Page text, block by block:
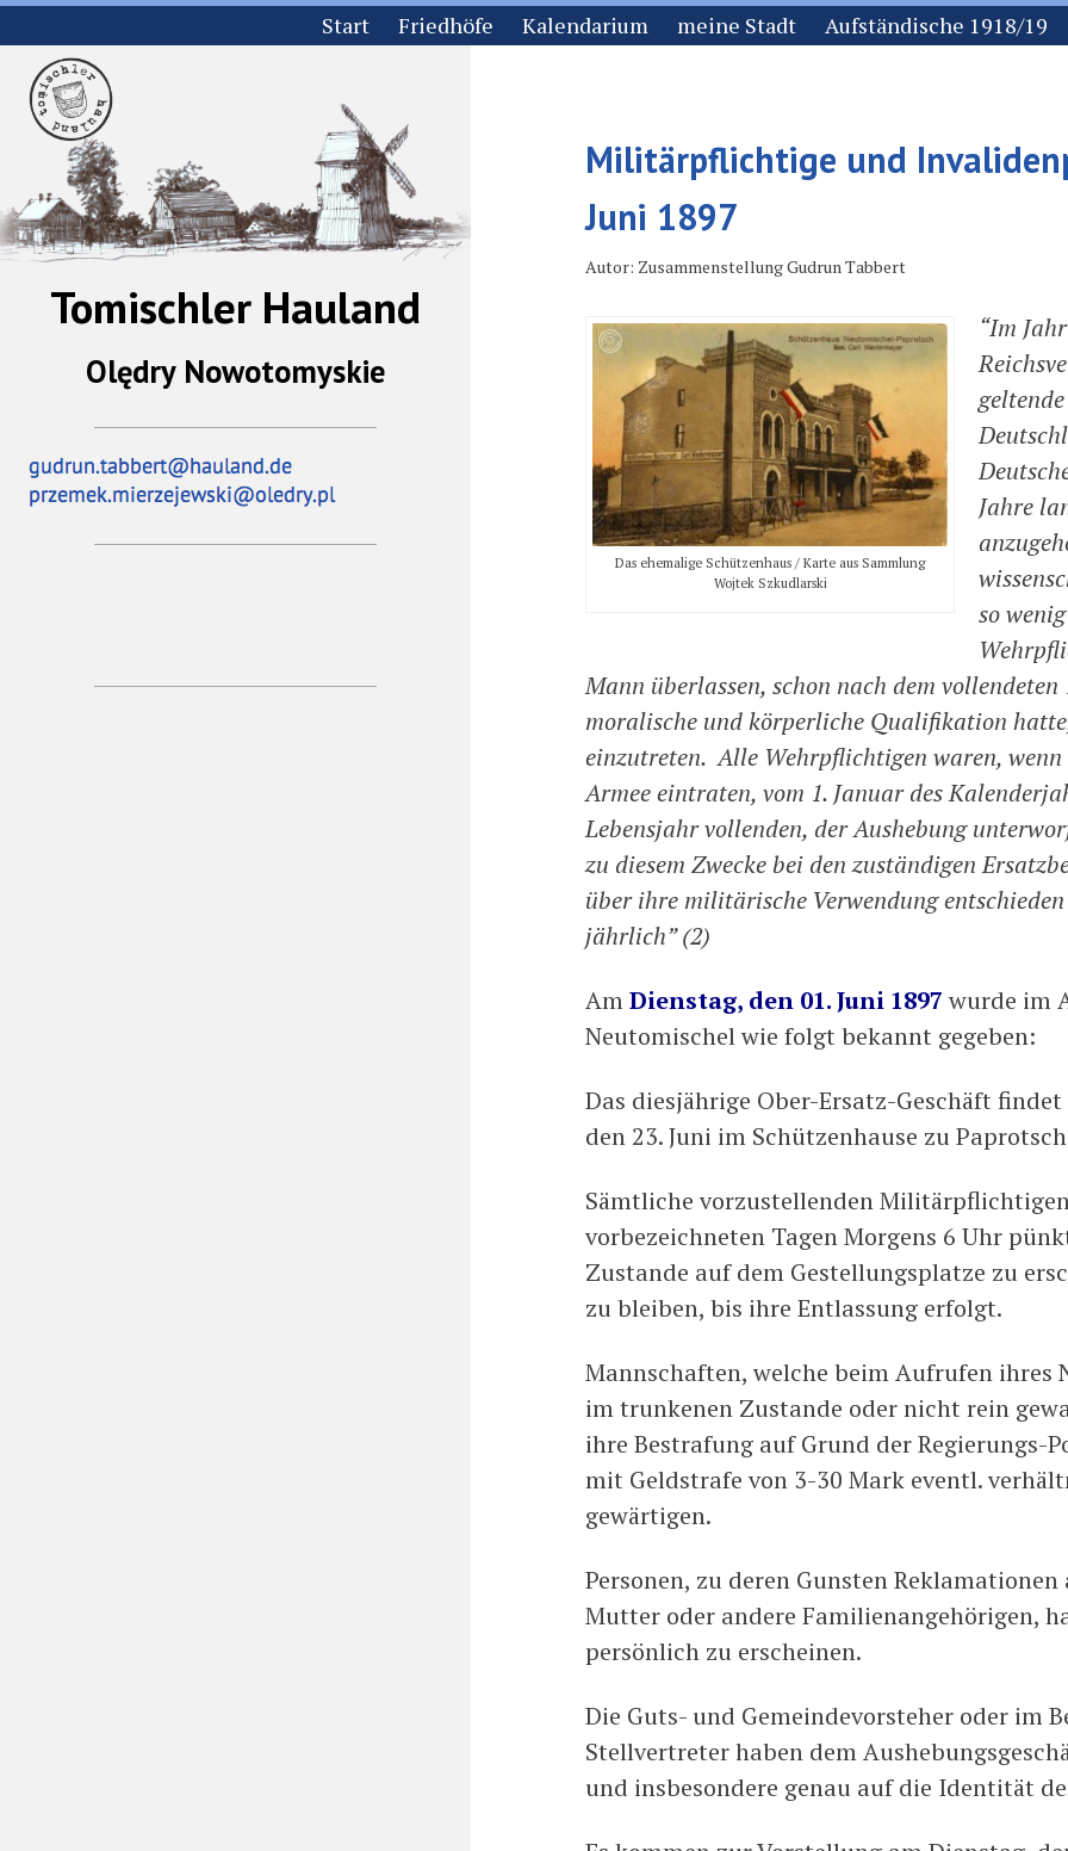
Start Friedhöfe Kalendarium meine Stadt Aufständische 1918/19
Tomischler Hauland
Olędry Nowotomyskie
Militärpflichtige und
Juni 1897
Autor: Zusammenstellung Gudrun Tabbert
Das ehemalige Schützenhaus / Karte aus Sammlung
Wojtek Szkudlarski
“Im
Jahre
so
Mann überlassen, schon nach dem
moralische und körperliche Qualifikation
einzutreten. Alle Wehrpflichtigen waren,
Armee eintraten, vom 1. Januar des
Lebensjahr vollenden, der Aushebung
zu diesem Zwecke bei den zuständigen
über ihre militärische Verwendung
jährlich” (2)
AmDienstag, den 01. Juni 1897 wurde im
Neutomischel wie folgt bekannt gegeben:
Das diesjährige Ober-Ersatz-Geschäft
den 23. Juni im Schützenhause zu
Sämtliche vorzustellenden
vorbezeichneten Tagen Morgens 6 Uhr
Zustande auf dem Gestellungsplatze zu
zu bleiben, bis ihre Entlassung erfolgt.
Mannschaften, welche beim Aufrufen ihres
im trunkenen Zustande oder nicht rein
ihre Bestrafung auf Grund der Regierungs-
mit Geldstrafe von 3-30 Mark eventl.
gewärtigen.
Personen, zu deren Gunsten
Mutter oder andere Familienangehörigen,
persönlich zu erscheinen.
Die Guts- und Gemeindevorsteher oder im
Stellvertreter haben dem
und insbesondere genau auf die Identität